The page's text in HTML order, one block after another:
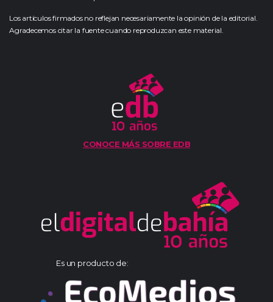
Los artículos firmados no reflejan necesariamente la opinión de la editorial.
Agradecemos citar la fuente cuando reproduzcan este material.
CONOCE MÁS SOBRE EDB
Es un producto de: